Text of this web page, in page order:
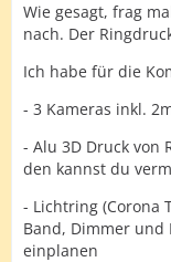
Wie gesagt, frag
nach. Der
Ich habe für die
- 3 Kameras inkl.
- Alu 3D Druck von
den kannst du
- Lichtring (Corona
Band, Dimmer
einplanen